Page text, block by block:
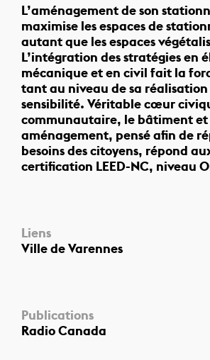
L’aménagement de son
maximise les espaces de
autant que les espaces
L’intégration des stratégies en
mécanique et en civil fait la
tant au niveau de sa réalisation
sensibilité. Véritable cœur
communautaire, le bâtiment et
aménagement, pensé afin de
besoins des citoyens, répond
certification LEED-NC, niveau
Liens
Ville de Varennes
Publications
Radio Canada